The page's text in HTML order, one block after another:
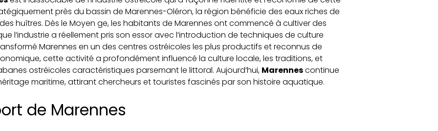
près du bassin de Marennes-Oléron, la région bénéficie des eaux riches de
huîtres. Dès le Moyen ge, les habitants de Marennes ont commencé à cultiver des
l’industrie a réellement pris son essor avec l’introduction de techniques de culture
Marennes en un des centres ostréicoles les plus productifs et reconnus de
cette activité a profondément influencé la culture locale, les traditions, et
ostréicoles caractéristiques parsemant le littoral. Aujourd’hui, Marennescontinue
maritime, attirant chercheurs et touristes fascinés par son histoire aquatique.
de Marennes